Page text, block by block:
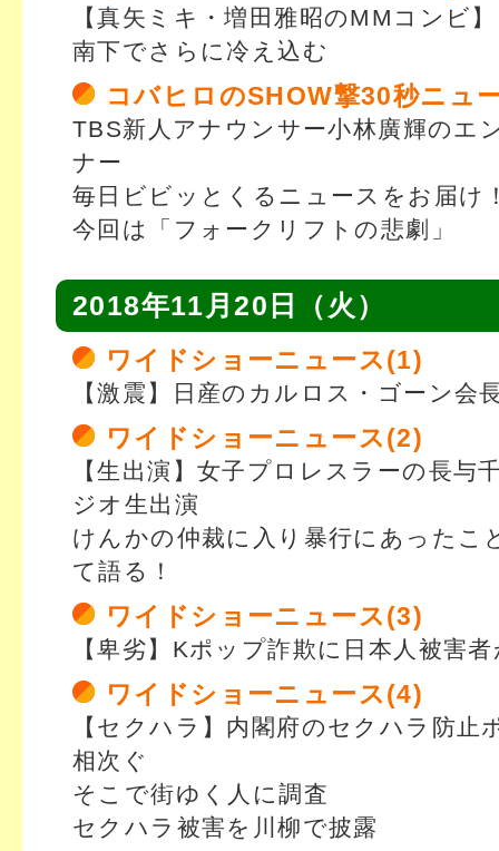
【真矢ミキ・増田雅昭のMMコンビ
南下でさらに冷え込む
コバヒロのSHOW撃30秒ニュ
TBS新人アナウンサー小林廣輝のエ
ナー
毎日ビビッとくるニュースをお届け
今回は「フォークリフトの悲劇」
2018年11月20日（火）
ワイドショーニュース(1)
【激震】日産のカルロス・ゴーン会
ワイドショーニュース(2)
【生出演】女子プロレスラーの長与
ジオ生出演
けんかの仲裁に入り暴行にあったこ
て語る！
ワイドショーニュース(3)
【卑劣】Kポップ詐欺に日本人被害
ワイドショーニュース(4)
【セクハラ】内閣府のセクハラ防止
相次ぐ
そこで街ゆく人に調査
セクハラ被害を川柳で披露